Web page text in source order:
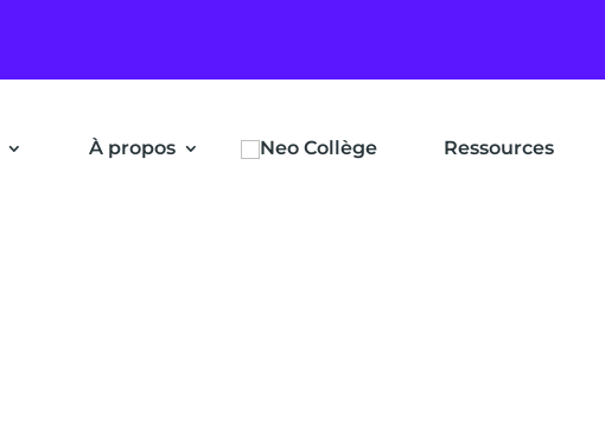
À propos Ressources